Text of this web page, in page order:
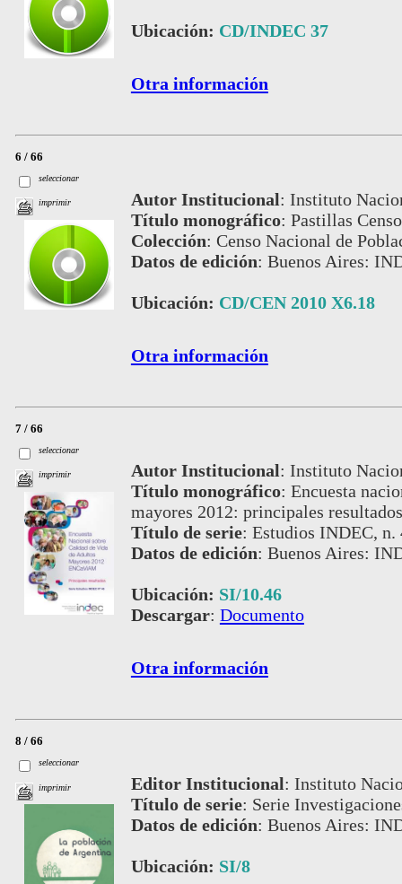
Ubicación: CD/INDEC 37
Otra información
6 / 66
seleccionar
imprimir Autor Institucional: Instituto
Título monográfico: Pastillas
Colección: Censo Nacional de
Datos de edición: Buenos Aires:
Ubicación: CD/CEN 2010 X6.18
Otra información
7 / 66
seleccionar
imprimir Autor Institucional: Instituto
Título monográfico: Encuesta
mayores 2012: principales resultados
Título de serie: Estudios INDEC, n.
Datos de edición: Buenos Aires:
Ubicación: SI/10.46
Descargar: Documento
Otra información
8 / 66
seleccionar
imprimir Editor Institucional: Instituto
Título de serie: Serie
Datos de edición: Buenos Aires:
Ubicación: SI/8